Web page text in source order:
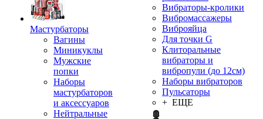
Мастурбаторы
Вагины
Миникуклы
Мужские
попки
Наборы
мастурбаторов
и аксессуаров
Нейтральные
Вибраторы-кролики
Вибромассажеры
Виброяйца
Для точки G
Клиторальные
вибраторы и
вибропули (до 12см)
Наборы вибраторов
Пульсаторы
+ ЕЩЕ